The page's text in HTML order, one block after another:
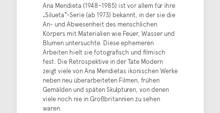
Ana Mendieta (1948–1985) ist vor allem für ihre
„Silueta“-Serie (ab 1973) bekannt, in der sie die
An- und Abwesenheit des menschlichen
Körpers mit Materialien wie Feuer, Wasser und
Blumen untersuchte. Diese ephemeren
Arbeiten hielt sie fotografisch und filmisch
fest. Die Retrospektive in der Tate Modern
zeigt viele von Ana Mendietas ikonischen Werke
neben neu überarbeiteten Filmen, frühen
Gemälden und späten Skulpturen, von denen
viele noch nie in Großbritannien zu sehen
waren.